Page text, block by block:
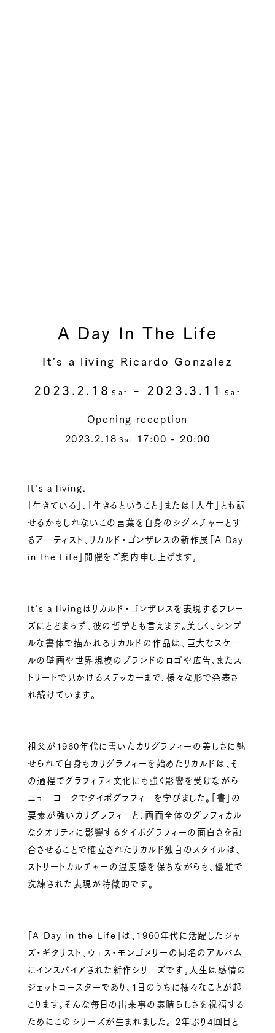
A Day In The Life
It's a living Ricardo Gonzalez
2023.2.18 Sat - 2023.3.11 Sat
Opening reception
2023.2.18 Sat 17:00 - 20:00
It’s a living.
「生きている」、「生きるということ」または「人生」とも訳
せるかもしれないこの言葉を自身のシグネチャーとす
るアーティスト、リカルド・ゴンザレスの新作展「A Day
in the Life」開催をご案内申し上げます。
It’s a livingはリカルド・ゴンザレスを表現するフレー
ズにとどまらず、彼の哲学とも言えます。美しく、シンプ
ルな書体で描かれるリカルドの作品は、巨大なスケー
ルの壁画や世界規模のブランドのロゴや広告、またス
トリートで見かけるステッカーまで、様々な形で発表さ
れ続けています。
祖父が1960年代に書いたカリグラフィーの美しさに魅
せられて自身もカリグラフィーを始めたリカルドは、そ
の過程でグラフィティ文化にも強く影響を受けながら
ニューヨークでタイポグラフィーを学びました。「書」の
要素が強いカリグラフィーと、画面全体のグラフィカル
なクオリティに影響するタイポグラフィーの面白さを融
合させることで確立されたリカルド独自のスタイルは、
ストリートカルチャーの温度感を保ちながらも、優雅で
洗練された表現が特徴的です。
「A Day in the Life」は、1960年代に活躍したジャ
ズ・ギタリスト、ウェス・モンゴメリーの同名のアルバム
にインスパイアされた新作シリーズです。人生は感情の
ジェットコースターであり、1日のうちに様々なことが起
こります。そんな毎日の出来事の素晴らしさを祝福する
ためにこのシリーズが生まれました。 2年ぶり4回目と